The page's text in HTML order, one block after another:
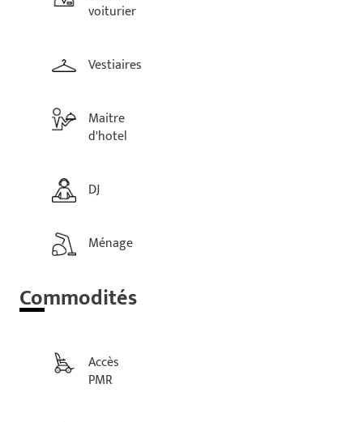
voiturier
Vestiaires
Maitre
d'hotel
DJ
Ménage
Commodités
Accès
PMR